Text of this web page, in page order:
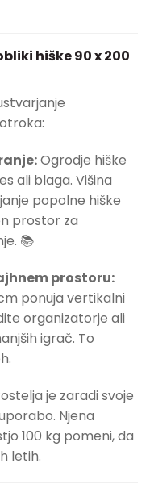
hiške 90 x 200
Ogrodje hiške
ali blaga. Višina
popolne hiške
prostor za
📚
prostoru:
ponuja vertikalni
organizatorje ali
igrač. To
je zaradi svoje
Njena
100 kg pomeni, da
letih.